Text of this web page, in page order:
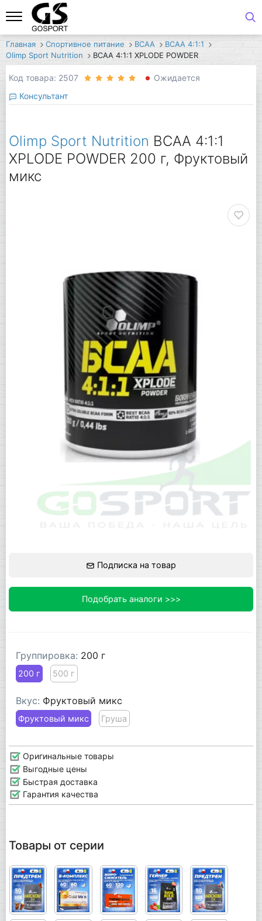
Главная Спортивное питание BCAA
BCAA 4:1:1
Olimp Sport Nutrition
BCAA 4:1:1 XPLODE POWDER
Код товара: 2507
Ожидается
Консультант
Olimp Sport Nutrition BCAA 4:1:1
XPLODE POWDER 200 г, Фруктовый
микс
Подписка на товар
Подобрать аналоги >>>
Группировка: 200 г
200 г 500 г
Вкус: Фруктовый микс
Фруктовый микс Груша
Оригинальные товары
Выгодные цены
Быстрая доставка
Гарантия качества
Товары от серии